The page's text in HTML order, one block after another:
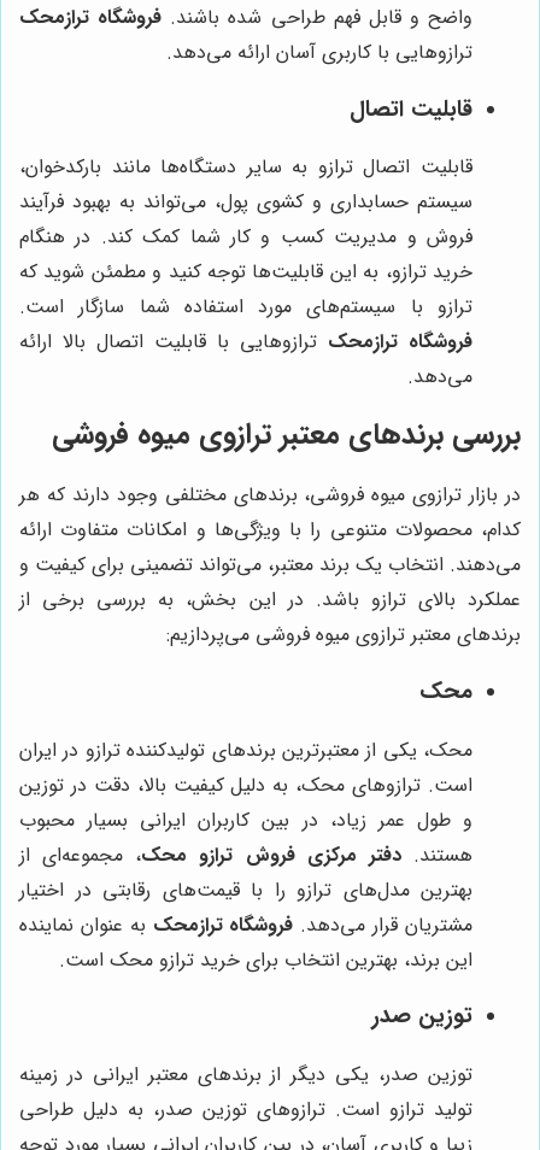
واضح و قابل فهم طراحی شده باشند. فروشگاه ترازمحک
ترازوهایی با کاربری آسان ارائه می‌دهد.
قابلیت اتصال
قابلیت اتصال ترازو به سایر دستگاه‌ها مانند بارکدخوان،
سیستم حسابداری و کشوی پول، می‌تواند به بهبود فرآیند
فروش و مدیریت کسب و کار شما کمک کند. در هنگام
خرید ترازو، به این قابلیت‌ها توجه کنید و مطمئن شوید که
ترازو با سیستم‌های مورد استفاده شما سازگار است.
فروشگاه ترازمحک ترازوهایی با قابلیت اتصال بالا ارائه
می‌دهد.
بررسی برندهای معتبر ترازوی میوه فروشی
در بازار ترازوی میوه فروشی، برندهای مختلفی وجود دارند که هر
کدام، محصولات متنوعی را با ویژگی‌ها و امکانات متفاوت ارائه
می‌دهند. انتخاب یک برند معتبر، می‌تواند تضمینی برای کیفیت و
عملکرد بالای ترازو باشد. در این بخش، به بررسی برخی از
برندهای معتبر ترازوی میوه فروشی می‌پردازیم:
محک
محک، یکی از معتبرترین برندهای تولیدکننده ترازو در ایران
است. ترازوهای محک، به دلیل کیفیت بالا، دقت در توزین
و طول عمر زیاد، در بین کاربران ایرانی بسیار محبوب
هستند.دفتر مرکزی فروش ترازو محک، مجموعه‌ای از
بهترین مدل‌های ترازو را با قیمت‌های رقابتی در اختیار
مشتریان قرار می‌دهد. فروشگاه ترازمحک به عنوان نماینده
این برند، بهترین انتخاب برای خرید ترازو محک است.
توزین صدر
توزین صدر، یکی دیگر از برندهای معتبر ایرانی در زمینه
تولید ترازو است. ترازوهای توزین صدر، به دلیل طراحی